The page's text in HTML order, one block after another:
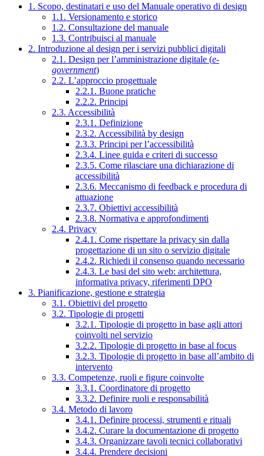
1. Scopo, destinatari e uso del Manuale operativo di design
1.1. Versionamento e storico
1.2. Consultazione del manuale
1.3. Contribuisci al manuale
2. Introduzione al design per i servizi pubblici digitali
2.1. Design per l’amministrazione digitale (e-
government)
2.2. L’approccio progettuale
2.2.1. Buone pratiche
2.2.2. Principi
2.3. Accessibilità
2.3.1. Definizione
2.3.2. Accessibilità by design
2.3.3. Principi per l’accessibilità
2.3.4. Linee guida e criteri di successo
2.3.5. Come rilasciare una dichiarazione di
accessibilità
2.3.6. Meccanismo di feedback e procedura di
attuazione
2.3.7. Obiettivi accessibilità
2.3.8. Normativa e approfondimenti
2.4. Privacy
2.4.1. Come rispettare la privacy sin dalla
progettazione di un sito o servizio digitale
2.4.2. Richiedi il consenso quando necessario
2.4.3. Le basi del sito web: architettura,
informativa privacy, riferimenti DPO
3. Pianificazione, gestione e strategia
3.1. Obiettivi del progetto
3.2. Tipologie di progetti
3.2.1. Tipologie di progetto in base agli attori
coinvolti nel servizio
3.2.2. Tipologie di progetto in base al focus
3.2.3. Tipologie di progetto in base all’ambito di
intervento
3.3. Competenze, ruoli e figure coinvolte
3.3.1. Coordinatore di progetto
3.3.2. Definire ruoli e responsabilità
3.4. Metodo di lavoro
3.4.1. Definire processi, strumenti e rituali
3.4.2. Curare la documentazione di progetto
3.4.3. Organizzare tavoli tecnici collaborativi
3.4.4. Prendere decisioni